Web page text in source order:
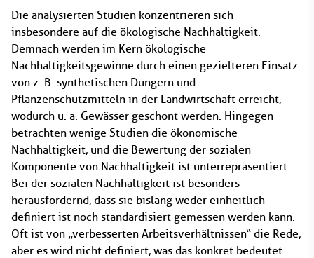
Die analysierten Studien konzentrieren sich
insbesondere auf die ökologische Nachhaltigkeit.
Demnach werden im Kern ökologische
Nachhaltigkeitsgewinne durch einen gezielteren Einsatz
von z. B. synthetischen Düngern und
Pflanzenschutzmitteln in der Landwirtschaft erreicht,
wodurch u. a. Gewässer geschont werden. Hingegen
betrachten wenige Studien die ökonomische
Nachhaltigkeit, und die Bewertung der sozialen
Komponente von Nachhaltigkeit ist unterrepräsentiert.
Bei der sozialen Nachhaltigkeit ist besonders
herausfordernd, dass sie bislang weder einheitlich
definiert ist noch standardisiert gemessen werden kann.
Oft ist von „verbesserten Arbeitsverhältnissen“ die Rede,
aber es wird nicht definiert, was das konkret bedeutet.